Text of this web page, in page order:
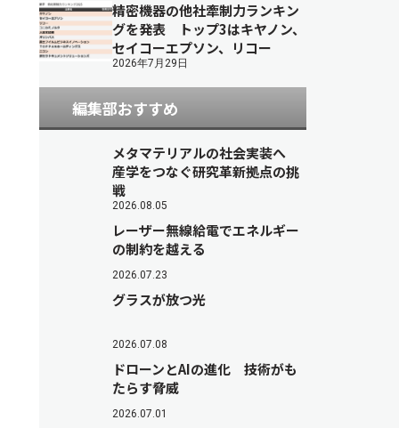
精密機器の他社牽制力ランキン
グを発表 トップ3はキヤノン、
セイコーエプソン、リコー
2026年7月29日
編集部おすすめ
メタマテリアルの社会実装へ
産学をつなぐ研究革新拠点の挑
戦
2026.08.05
レーザー無線給電でエネルギー
の制約を越える
2026.07.23
グラスが放つ光
2026.07.08
ドローンとAIの進化 技術がも
たらす脅威
2026.07.01